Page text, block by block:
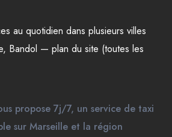
au quotidien dans plusieurs villes
, Bandol — plan du site (toutes les
propose 7j/7, un service de taxi
sur Marseille et la région